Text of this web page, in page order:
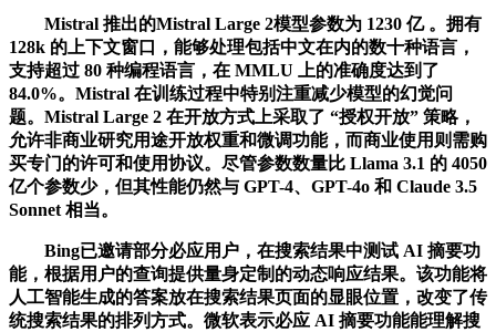
Mistral 推出的Mistral Large 2模型参数为 1230 亿 。拥有
128k 的上下文窗口，能够处理包括中文在内的数十种语言，
支持超过 80 种编程语言，在 MMLU 上的准确度达到了
84.0%。Mistral 在训练过程中特别注重减少模型的幻觉问
题。Mistral Large 2 在开放方式上采取了 “授权开放” 策略，
允许非商业研究用途开放权重和微调功能，而商业使用则需购
买专门的许可和使用协议。尽管参数数量比 Llama 3.1 的 4050
亿个参数少，但其性能仍然与 GPT-4、GPT-4o 和 Claude 3.5
Sonnet 相当。
Bing已邀请部分必应用户，在搜索结果中测试 AI 摘要功
能，根据用户的查询提供量身定制的动态响应结果。该功能将
人工智能生成的答案放在搜索结果页面的显眼位置，改变了传
统搜索结果的排列方式。微软表示必应 AI 摘要功能能理解搜